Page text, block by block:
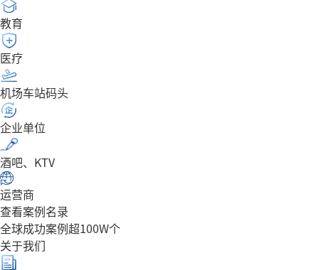
教育
医疗
机场车站码头
企业单位
酒吧、KTV
运营商
查看案例名录
全球成功案例超100W个
关于我们